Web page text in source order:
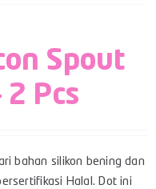
Spout
2 Pcs
bahan silikon bening dan
Halal. Dot ini